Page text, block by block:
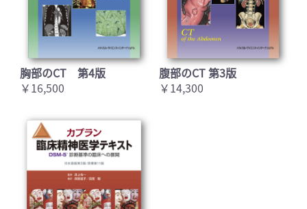
胸部のCT 第4版
￥16,500
腹部のCT 第3版
￥14,300